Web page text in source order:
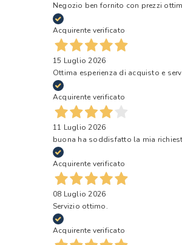
Negozio ben fornito con prezzi
Acquirente verificato
15 Luglio 2026
Ottima esperienza di acquisto e
Acquirente verificato
11 Luglio 2026
buona ha soddisfatto la mia
Acquirente verificato
08 Luglio 2026
Servizio ottimo.
Acquirente verificato